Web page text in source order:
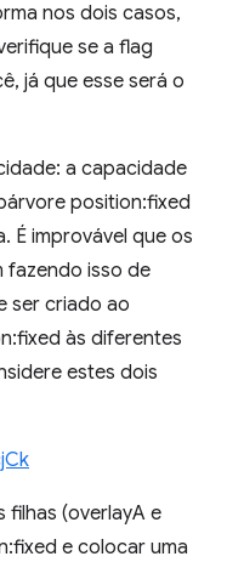
nos dois casos,
se a flag
já que esse será o
a capacidade
position:fixed
É improvável que os
fazendo isso de
ser criado ao
às diferentes
estes dois
filhas (overlayA e
e colocar uma